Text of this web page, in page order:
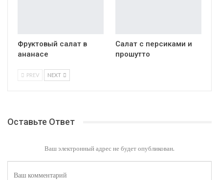
Фруктовый салат в
ананасе
Салат с персиками и
прошутто
PREV NEXT
Оставьте Ответ
Ваш электронный адрес не будет опубликован.